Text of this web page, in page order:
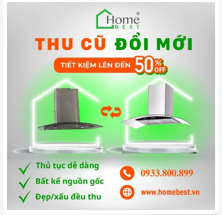
Home Best, chúng tôi tự hào cung cấp đến khách
hàng đa dạng các dòng máy hút khói MALLOCAnổi tiếng,
cam kết về chất lượng và nguồn gốc sản phẩm chính hãng.
Chúng tôi tự tin mang đến cho quý khách hàng dịch vụ chăm
sóc khách hàng tận tâm và chính sách bảo hành, hậu mãi
chuyên nghiệp nhất.
Home Best Care - Trung tâm bảo trì, sửa
chữa thiết bị nhà bếp cao cấp